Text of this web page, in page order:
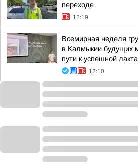
переходе
12:19
Всемирная неделя
в Калмыкии будущих
пути к успешной
12:10